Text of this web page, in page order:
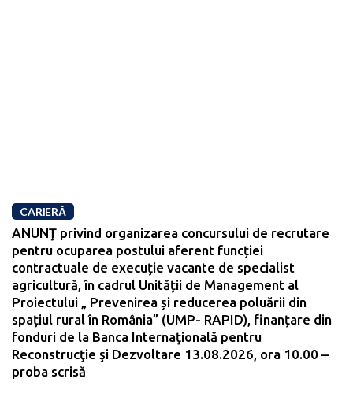
CARIERĂ
ANUNŢ privind organizarea concursului de recrutare
pentru ocuparea postului aferent funcției
contractuale de execuție vacante de specialist
agricultură, în cadrul Unității de Management al
Proiectului „ Prevenirea și reducerea poluării din
spațiul rural în România” (UMP- RAPID), finanțare din
fonduri de la Banca Internaţională pentru
Reconstrucţie şi Dezvoltare 13.08.2026, ora 10.00 –
proba scrisă